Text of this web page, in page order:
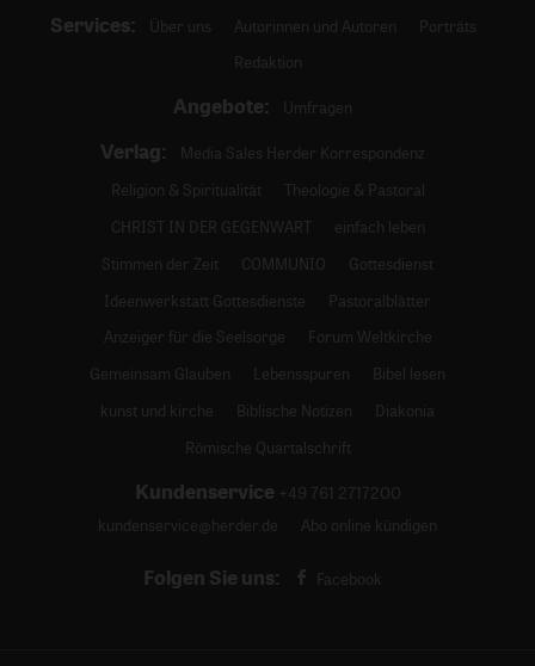
Services: Über uns Autorinnen und Autoren
Porträts
Redaktion
Angebote: Umfragen
Verlag:
Media Sales Herder Korrespondenz
Religion & Spiritualität
Theologie & Pastoral
CHRIST IN DER GEGENWART
einfach leben
Stimmen der Zeit
COMMUNIO
Gottesdienst
Ideenwerkstatt Gottesdienste
Pastoralblätter
Anzeiger für die Seelsorge
Forum Weltkirche
Gemeinsam Glauben
Lebensspuren
Bibel lesen
kunst und kirche
Biblische Notizen
Diakonia
Römische Quartalschrift
Kundenservice +49 761 2717200
kundenservice@herder.de
Abo online kündigen
Folgen Sie uns: Facebook